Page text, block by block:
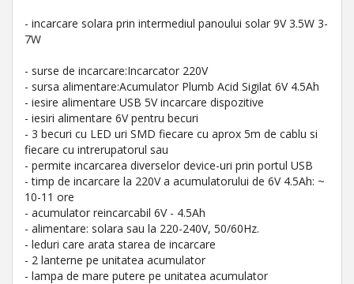
- incarcare solara prin intermediul panoului solar 9V 3.5W 3-
7W
- surse de incarcare:Incarcator 220V
- sursa alimentare:Acumulator Plumb Acid Sigilat 6V 4.5Ah
- iesire alimentare USB 5V incarcare dispozitive
- iesiri alimentare 6V pentru becuri
- 3 becuri cu LED uri SMD fiecare cu aprox 5m de cablu si
fiecare cu intrerupatorul sau
- permite incarcarea diverselor device-uri prin portul USB
- timp de incarcare la 220V a acumulatorului de 6V 4.5Ah: ~
10-11 ore
- acumulator reincarcabil 6V - 4.5Ah
- alimentare: solara sau la 220-240V, 50/60Hz.
- leduri care arata starea de incarcare
- 2 lanterne pe unitatea acumulator
- lampa de mare putere pe unitatea acumulator